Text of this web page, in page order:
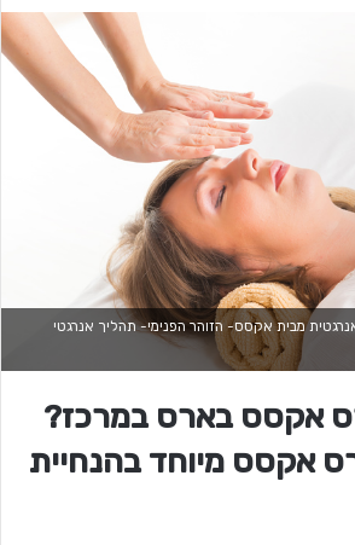
מבית אקסס- הזוהר הפנימי- תהליך אנרגטי
אקסס בארס במרכז?
אקסס מיוחד בהנחיית